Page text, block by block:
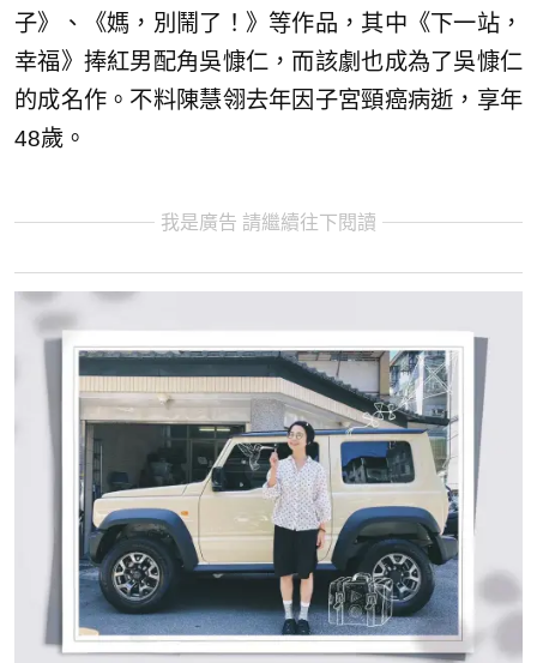
子》、《媽，別鬧了！》等作品，其中《下一站，
幸福》捧紅男配角吳慷仁，而該劇也成為了吳慷仁
的成名作。不料陳慧翎去年因子宮頸癌病逝，享年
48歲。
我是廣告 請繼續往下閱讀